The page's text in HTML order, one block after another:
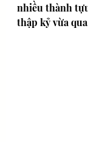
nhiều thành
thập kỷ vừa